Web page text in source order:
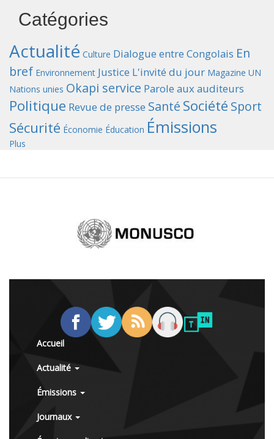
Catégories
Actualité Culture Dialogue entre Congolais En
bref Environnement Justice L'invité du jour Magazine UN
Nations unies Okapi service Parole aux auditeurs
Politique Revue de presse Santé Société Sport
Sécurité Économie Éducation Émissions
Plus
Accueil
Actualité
Émissions
Journaux